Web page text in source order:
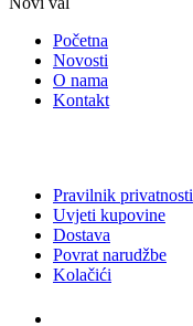
Početna
Novosti
O nama
Kontakt
Pravilnik privatnosti
Uvjeti kupovine
Dostava
Povrat narudžbe
Kolačići